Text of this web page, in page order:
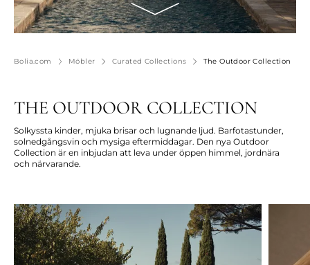
Bolia.com Möbler Curated Collections The Outdoor Collection
THE OUTDOOR COLLECTION
Solkyssta kinder, mjuka brisar och lugnande ljud. Barfotastunder,
solnedgångsvin och mysiga eftermiddagar. Den nya Outdoor
Collection är en inbjudan att leva under öppen himmel, jordnära
och närvarande.